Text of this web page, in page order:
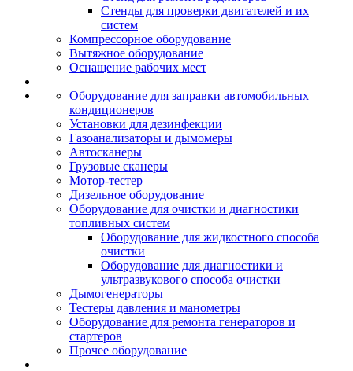
Стенды для проверки двигателей и их
систем
Компрессорное оборудование
Вытяжное оборудование
Оснащение рабочих мест
Оборудование для заправки автомобильных
кондиционеров
Установки для дезинфекции
Газоанализаторы и дымомеры
Автосканеры
Грузовые сканеры
Мотор-тестер
Дизельное оборудование
Оборудование для очистки и диагностики
топливных систем
Оборудование для жидкостного способа
очистки
Оборудование для диагностики и
ультразвукового способа очистки
Дымогенераторы
Тестеры давления и манометры
Оборудование для ремонта генераторов и
стартеров
Прочее оборудование